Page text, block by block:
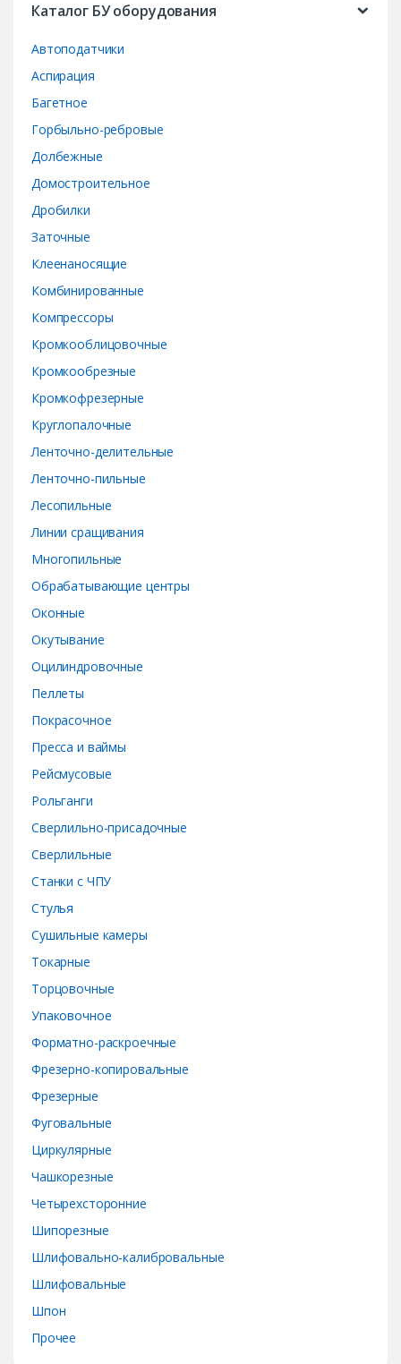
Каталог БУ оборудования
Автоподатчики
Аспирация
Багетное
Горбыльно-ребровые
Долбежные
Домостроительное
Дробилки
Заточные
Клеенаносящие
Комбинированные
Компрессоры
Кромкооблицовочные
Кромкообрезные
Кромкофрезерные
Круглопалочные
Ленточно-делительные
Ленточно-пильные
Лесопильные
Линии сращивания
Многопильные
Обрабатывающие центры
Оконные
Окутывание
Оцилиндровочные
Пеллеты
Покрасочное
Пресса и ваймы
Рейсмусовые
Рольганги
Сверлильно-присадочные
Сверлильные
Станки с ЧПУ
Стулья
Сушильные камеры
Токарные
Торцовочные
Упаковочное
Форматно-раскроечные
Фрезерно-копировальные
Фрезерные
Фуговальные
Циркулярные
Чашкорезные
Четырехсторонние
Шипорезные
Шлифовально-калибровальные
Шлифовальные
Шпон
Прочее